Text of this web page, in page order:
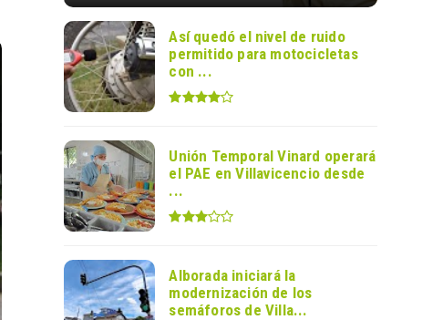
Así quedó el nivel de ruido
permitido para motocicletas
con ...
Unión Temporal Vinard operará
el PAE en Villavicencio desde
...
Alborada iniciará la
modernización de los
semáforos de Villa...